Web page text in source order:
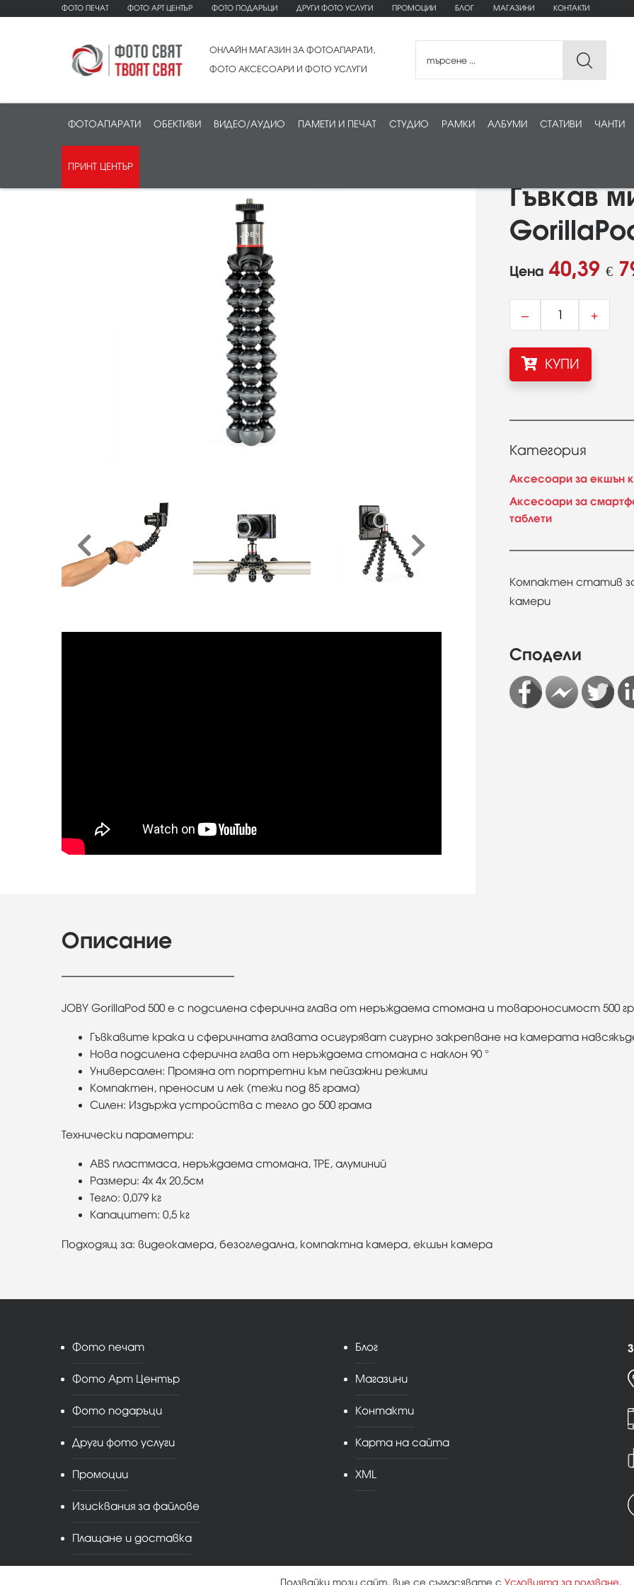
ФОТО ПЕЧАТ ФОТО АРТ ЦЕНТЪР ФОТО ПОДАРЪЦИ ДРУГИ ФОТО УСЛУГИ ПРОМОЦИИ БЛОГ МАГАЗИНИ КОНТАКТИ
ОНЛАЙН МАГАЗИН ЗА ФОТОАПАРАТИ,
ФОТО АКСЕСОАРИ И ФОТО УСЛУГИ
ФОТОАПАРАТИ ОБЕКТИВИ ВИДЕО/АУДИО ПАМЕТИ И ПЕЧАТ СТУДИО РАМКИ АЛБУМИ СТАТИВИ ЧАНТИ
ПРИНТ ЦЕНТЪР
Гъвкав
Цена 40,39 €
– +
КУПИ
Категория
Аксесоари за екшън
Аксесоари за
таблети
Компактен статив
камери
Сподели
Описание
JOBY GorillaPod 500 e с подсилена сферична глава от неръждаема стомана и товароносимост 500
Гъвкавите крака и сферичната главата осигуряват сигурно закрепване на камерата
Нова подсилена сферична глава от неръждаема стомана с наклон 90 °
Универсален: Промяна от портретни към пейзажни режими
Компактен, преносим и лек (тежи под 85 грама)
Силен: Издържа устройства с тегло до 500 грама
Технически параметри:
ABS пластмаса, неръждаема стомана, TPE, алуминий
Размери: 4х 4х 20,5см
Тегло: 0,079 кг
Капацитет: 0,5 кг
Подходящ за: видеокамера, безогледална, компактна камера, екшън камера
Фото печат
Фото Арт Център
Фото подаръци
Други фото услуги
Промоции
Изисквания за файлове
Плащане и доставка
Блог
Магазини
Контакти
Карта на сайта
XML
Ползвайки този сайт, вие се съгласявате с Условията за ползване.